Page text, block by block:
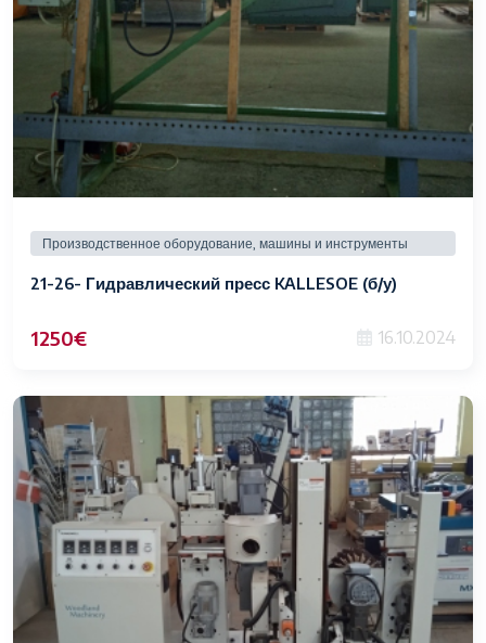
Производственное оборудование, машины и инструменты
21-26- Гидравлический пресс KALLESOE (б/у)
1250€ 16.10.2024